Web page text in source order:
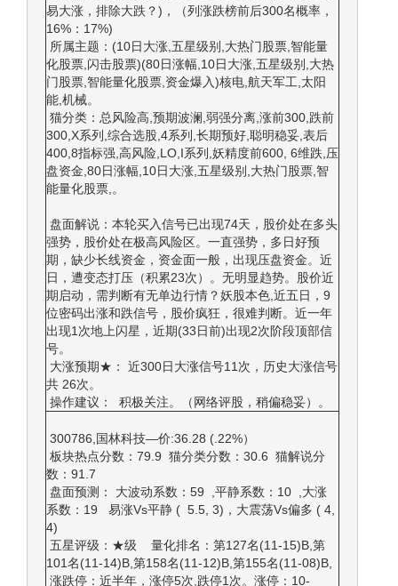
易大涨，排除大跌？)，（列涨跌榜前后300名概率，
16%：17%)
所属主题：(10日大涨,五星级别,大热门股票,智能量
化股票,闪击股票)(80日涨幅,10日大涨,五星级别,大热
门股票,智能量化股票,资金爆入)核电,航天军工,太阳
能,机械。
猫分类：总风险高,预期波澜,弱强分离,涨前300,跌前
300,X系列,综合选股,4系列,长期预好,聪明稳妥,表后
400,8指标强,高风险,LO,I系列,妖精度前600, 6维跌,压
盘资金,80日涨幅,10日大涨,五星级别,大热门股票,智
能量化股票,。
盘面解说：本轮买入信号已出现74天，股价处在多头
强势，股价处在极高风险区。一直强势，多日好预
期，缺少长线资金，资金面一般，出现压盘资金。近
日，遭变态打压（积累23次）。无明显趋势。股价近
期启动，需判断有无单边行情？妖股本色,近五日，9
位密码出涨和跌信号，股价疯狂，很难判断。近一年
出现1次地上闪星，近期(33日前)出现2次阶段顶部信
号。
大涨预期★： 近300日大涨信号11次，历史大涨信号
共 26次。
操作建议： 积极关注。（网络评股，稍偏稳妥）。
300786,国林科技—价:36.28 (.22%）
板块热点分数：79.9 猫分类分数：30.6 猫解说分
数：91.7
盘面预测： 大波动系数：59 ,平静系数：10 ,大涨
系数：19 易涨Vs平静 ( 5.5, 3)，大震荡Vs偏多 ( 4,
4)
五星评级：★级 量化排名：第127名(11-15)B,第
101名(11-14)B,第158名(11-12)B,第155名(11-08)B,
涨跌停：近半年，涨停5次,跌停1次。涨停：10-